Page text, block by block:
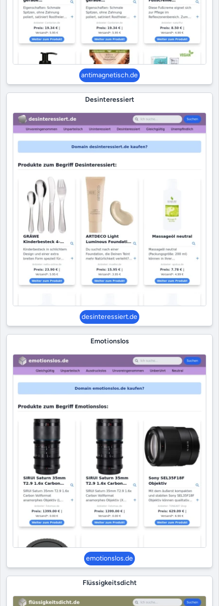
antimagnetisch.de
Desinteressiert
desinteressiert.de
Emotionslos
emotionslos.de
Flüssigkeitsdicht